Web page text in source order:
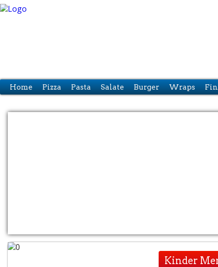
Home Pizza Pasta Salate Burger Wraps
Kinder